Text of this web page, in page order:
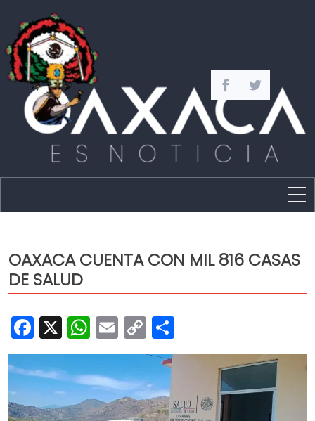
Capital
Policíaca
Cultura
Deportes
Opinión
OAXACA CUENTA CON MIL 816 CASAS
DE SALUD
Facebook
X WhatsApp
Email
Copy
Link